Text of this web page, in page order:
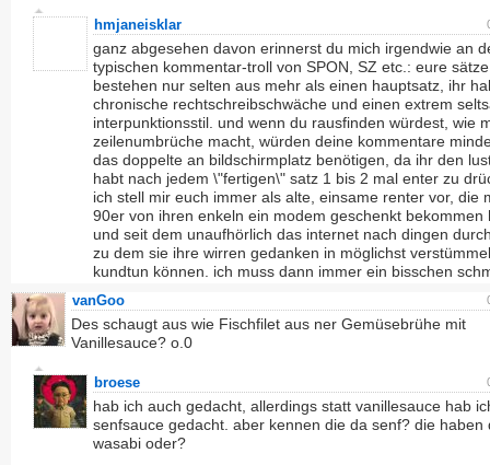
hmjaneisklar
ganz abgesehen davon erinnerst du mich irgendwie an
typischen kommentar-troll von SPON, SZ etc.: eure sätze
bestehen nur selten aus mehr als einen hauptsatz, ihr
chronische rechtschreibschwäche und einen extrem
interpunktionsstil. und wenn du rausfinden würdest, wie
zeilenumbrüche macht, würden deine kommentare
das doppelte an bildschirmplatz benötigen, da ihr den
habt nach jedem \"fertigen\" satz 1 bis 2 mal enter zu
ich stell mir euch immer als alte, einsame renter vor, die
90er von ihren enkeln ein modem geschenkt bekommen
und seit dem unaufhörlich das internet nach dingen
zu dem sie ihre wirren gedanken in möglichst
kundtun können. ich muss dann immer ein bisschen
vanGoo
Des schaugt aus wie Fischfilet aus ner Gemüsebrühe mit
Vanillesauce? o.0
broese
hab ich auch gedacht, allerdings statt vanillesauce hab
senfsauce gedacht. aber kennen die da senf? die haben
wasabi oder?